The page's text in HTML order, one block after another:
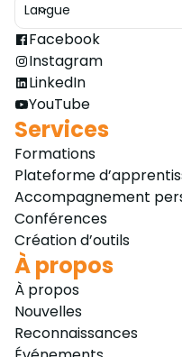
Langue
Ouvrir le sélecteur
Facebook
Instagram
LinkedIn
YouTube
Services
Formations
Plateforme
Accompagnement
Conférences
Création d’outils
À propos
À propos
Nouvelles
Reconnaissances